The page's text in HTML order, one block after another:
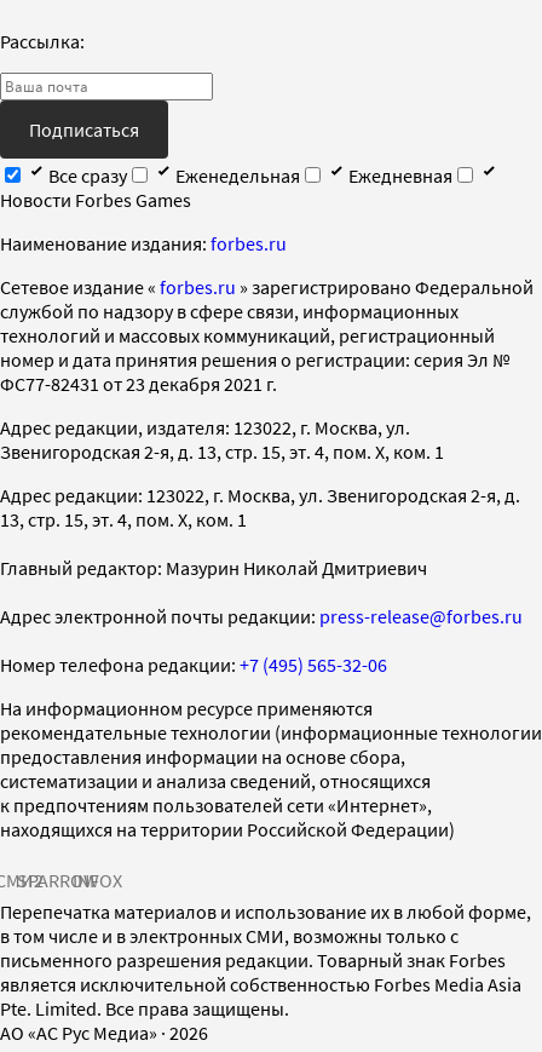
Рассылка:
Подписаться
Все сразу
Еженедельная
Ежедневная
Новости Forbes Games
Наименование издания: forbes.ru
Cетевое издание « forbes.ru » зарегистрировано Федеральной
службой по надзору в сфере связи, информационных
технологий и массовых коммуникаций, регистрационный
номер и дата принятия решения о регистрации: серия Эл №
ФС77-82431 от 23 декабря 2021 г.
Адрес редакции, издателя: 123022, г. Москва, ул.
Звенигородская 2-я, д. 13, стр. 15, эт. 4, пом. X, ком. 1
Адрес редакции: 123022, г. Москва, ул. Звенигородская 2-я, д.
13, стр. 15, эт. 4, пом. X, ком. 1
Главный редактор: Мазурин Николай Дмитриевич
Адрес электронной почты редакции: press-release@forbes.ru
Номер телефона редакции: +7 (495) 565-32-06
На информационном ресурсе применяются
рекомендательные технологии (информационные технологии
предоставления информации на основе сбора,
систематизации и анализа сведений, относящихся
к предпочтениям пользователей сети «Интернет»,
находящихся на территории Российской Федерации)
SPARROWINFOX
Перепечатка материалов и использование их в любой форме,
в том числе и в электронных СМИ, возможны только с
письменного разрешения редакции. Товарный знак Forbes
является исключительной собственностью Forbes Media Asia
Pte. Limited. Все права защищены.
AO «АС Рус Медиа» · 2026